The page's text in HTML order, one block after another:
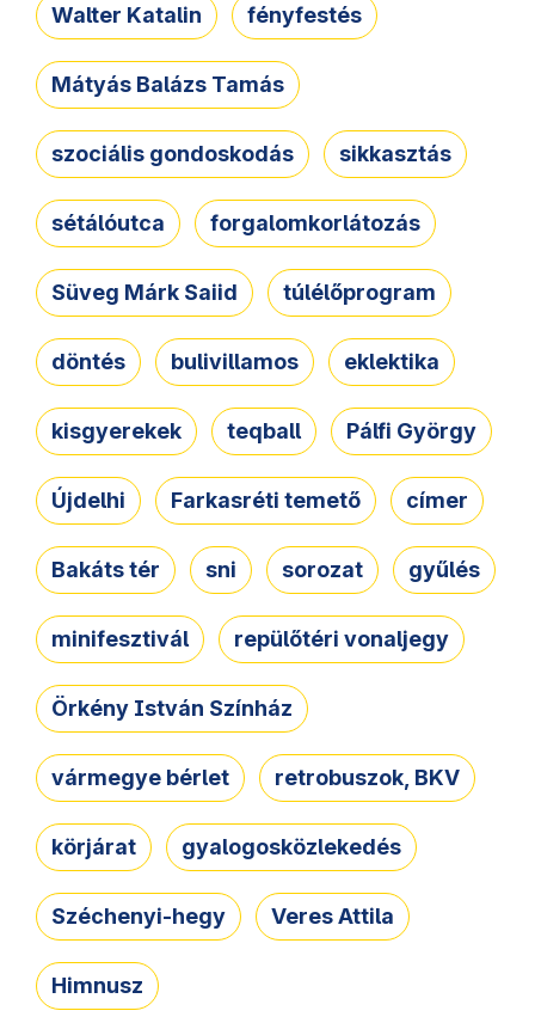
Walter Katalin fényfestés
Mátyás Balázs Tamás
szociális gondoskodás sikkasztás
sétálóutca forgalomkorlátozás
Süveg Márk Saiid túlélőprogram
döntés bulivillamos eklektika
kisgyerekek teqball Pálfi György
Újdelhi Farkasréti temető címer
Bakáts tér sni sorozat gyűlés
minifesztivál repülőtéri vonaljegy
Örkény István Színház
vármegye bérlet retrobuszok, BKV
körjárat gyalogosközlekedés
Széchenyi-hegy Veres Attila
Himnusz